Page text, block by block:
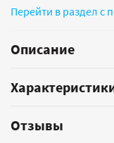
Перейти в раздел с
Описание
Отзывы